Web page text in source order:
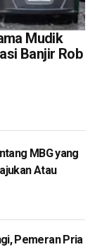
Mudik
Banjir Rob
MBG yang
Atau
Pemeran Pria